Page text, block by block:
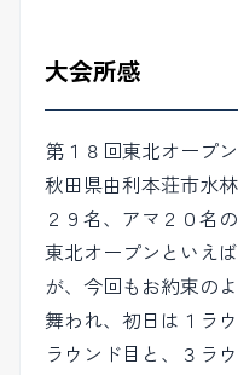
大会所感
第１８回東北オープ
秋田県由利本荘市水
２９名、アマ２０名
東北オープンといえ
が、今回もお約束の
舞われ、初日は１ラ
ラウンド目と、３ラ